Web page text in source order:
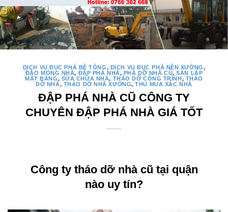
DỊCH VỤ ĐỤC PHÁ BÊ TÔNG, DỊCH VỤ ĐỤC PHÁ NỀN XƯỞNG,
ĐÀO MÓNG NHÀ, ĐẬP PHÁ NHÀ, PHÁ DỠ NHÀ CŨ,SAN LẤP
MẶT BẰNG, SỬA CHỮA NHÀ, THÁO DỠ CÔNG TRÌNH, THÁO
DỠ NHÀ, THÁO DỠ NHÀ XƯỞNG,THU MUA XÁC NHÀ
ĐẬP PHÁ NHÀ CŨ CÔNG TY
CHUYÊN ĐẬP PHÁ NHÀ GIÁ TỐT
Công ty tháo dỡ nhà cũ tại quận
nào uy tín?